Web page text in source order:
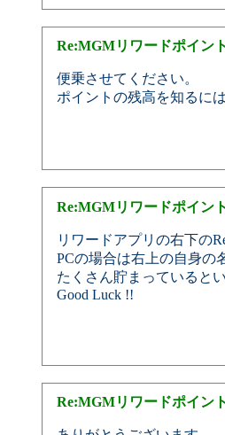
Re:MGMリワードポイント
便乗させてください。
ポイントの残高を知るに
Re:MGMリワードポイント
リワードアプリの右下の
PCの場合は右上の自身の
たくさん貯まっていると
Good Luck !!
Re:MGMリワードポイント